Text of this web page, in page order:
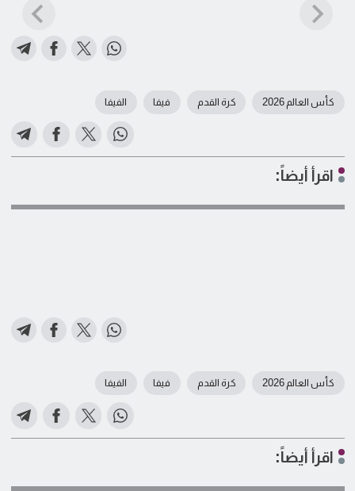
كأس العالم 2026 كرة القدم فيفا الفيفا
اقرأ أيضاً:
كأس العالم 2026 كرة القدم فيفا الفيفا
اقرأ أيضاً: